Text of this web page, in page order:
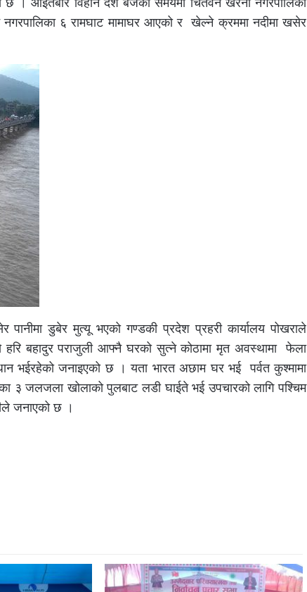
नगरपालिका ६ रामघाट मामाघर आएको र खेल्ने क्रममा नदीमा खसेर
डुबेर मुत्यू भएको गण्डकी प्रदेश प्रहरी कार्यालय पोखराले
बहादुर पराजुली आफ्नै घरको सुत्ने कोठामा मृत अवस्थामा फेला
भईरहेको जनाइएको छ । यता भारत अछाम घर भई पर्वत कुश्मामा
३ जलजला खोलाको पुलबाट लडी घाईते भई उपचारको लागि पश्चिम
जनाएको छ ।